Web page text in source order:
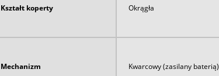
Kształt koperty Okrągła
Mechanizm Kwarcowy (zasilany baterią)